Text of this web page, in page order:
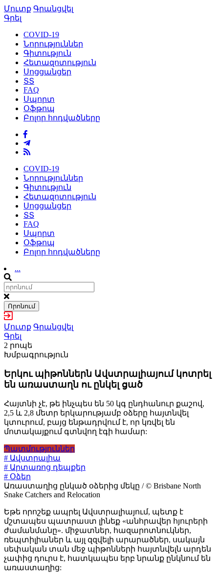
Մուտք Գրանցվել
Գրել
COVID-19
Նորություններ
Գիտություն
Հետազոտություն
Սոցցանցեր
ՏՏ
FAQ
Սպորտ
Օֆթոպ
Բոլոր հոդվածները
COVID-19
Նորություններ
Գիտություն
Հետազոտություն
Սոցցանցեր
ՏՏ
FAQ
Սպորտ
Օֆթոպ
Բոլոր հոդվածները
...
Որոնում
Մուտք Գրանցվել
Գրել
2 րոպե
Խմբագրություն
Երկու պիթոններն Ավստրալիայում կոտրել
են առաստաղն ու ընկել ցած
Հայտնի չէ, թե ինչպես են 50 կգ ընդհանուր քաշով,
2,5 և 2,8 մետր երկարությամբ օձերը հայտնվել
կտուրում, բայց ենթադրվում է, որ կռվել են
մոտակայքում գտնվող էգի համար:
Պատմություններ
# Ավստրալիա
# Արտառոց դեպքեր
# Օձեր
Առաստաղից ընկած օձերից մեկը / © Brisbane North
Snake Catchers and Relocation
Եթե որոշեք ապրել Ավստրալիայում, պետք է
մշտապես պատրաստ լինեք «անհրավեր հյուրերի
ժամանմանը». միջատներ, հազարոտնուկներ,
ռեպտիլիաներ և այլ զզվելի արարածներ, սակայն
սեփական տան մեջ պիթոնների հայտնվելն արդեն
չափից դուրս է, հատկապես երբ նրանք ընկնում են
առաստաղից: